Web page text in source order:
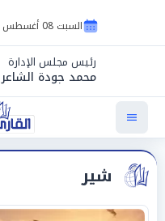
السبت 08 أغسطس 2026
رئيس مجلس الإدارة
محمد جودة الشاعر
شير